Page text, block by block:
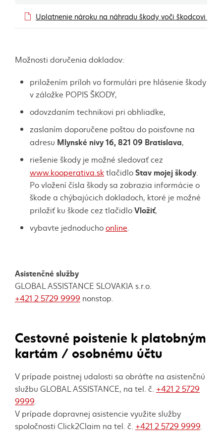
Uplatnenie nároku na náhradu škody voči škodcovi –
Možnosti doručenia dokladov:
priložením príloh vo formulári pre hlásenie škody
v záložke POPIS ŠKODY,
odovzdaním technikovi pri obhliadke,
zaslaním doporučene poštou do poisťovne na
adresu Mlynské nivy 16, 821 09 Bratislava,
riešenie škody je možné sledovať cez
www.kooperativa.sktlačidloStav mojej škody
Po vložení čísla škody sa zobrazia informácie o
škode a chýbajúcich dokladoch, ktoré je možné
priložiť ku škode cez tlačidloVložiť,
vybavte jednoduchoonline
Asistenčné služby
GLOBAL ASSISTANCE SLOVAKIA s.r.o.
+421 2 5729 9999 nonstop.
Cestovné poistenie k platobným
kartám / osobnému účtu
V prípade poistnej udalosti sa obráťte na asistenčnú
službu GLOBAL ASSISTANCE, na tel. č. +421 2 5729
9999
V prípade dopravnej asistencie využite služby
spoločnosti Click2Claim na tel. č. +421 2 5729 9999